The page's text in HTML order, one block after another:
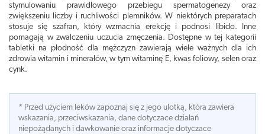
stymulowaniu prawidłowego przebiegu spermatogenezy oraz
zwiększeniu liczby i ruchliwości plemników. W niektórych preparatach
stosuje się szafran, który wzmacnia erekcję i podnosi libido. Inne
pomagają w zwalczeniu uczucia zmęczenia. Dostępne w tej kategorii
tabletki na płodność dla mężczyzn zawierają wiele ważnych dla ich
zdrowia witamin i minerałów, w tym witaminę E, kwas foliowy, selen oraz
cynk.
* Przed użyciem leków zapoznaj się z jego ulotką, która zawiera
wskazania, przeciwskazania, dane dotyczace działań
niepożądanych i dawkowanie oraz informacje dotyczace